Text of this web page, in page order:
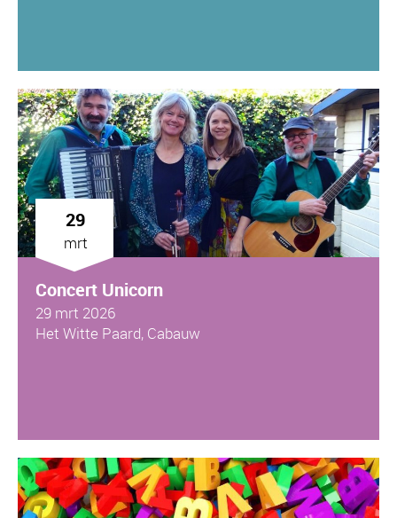
29
mrt
Concert Unicorn
29 mrt 2026
Het Witte Paard, Cabauw